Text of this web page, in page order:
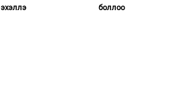
эхэллэ
боллоо